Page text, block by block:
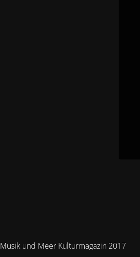
und Meer Kulturmagazin 2017